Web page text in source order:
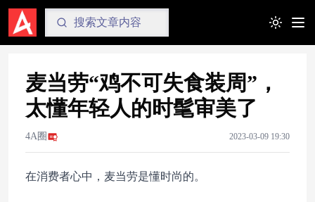
Toggle
麦当劳“鸡不可失食装周”，
太懂年轻人的时髦审美了
4A圈 2023-03-09 19:30
在消费者心中，麦当劳是懂时尚的。